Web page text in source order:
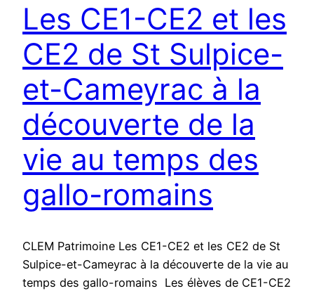
Les CE1-CE2 et les
CE2 de St Sulpice-
et-Cameyrac à la
découverte de la
vie au temps des
gallo-romains
CLEM Patrimoine Les CE1-CE2 et les CE2 de St
Sulpice-et-Cameyrac à la découverte de la vie au
temps des gallo-romains Les élèves de CE1-CE2